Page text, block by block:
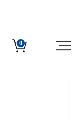
0